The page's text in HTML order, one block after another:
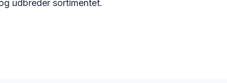
udbreder sortimentet.